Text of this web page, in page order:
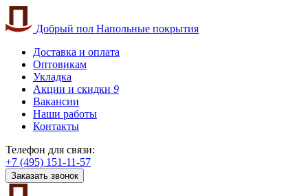
Добрый пол Напольные покрытия
Доставка и оплата
Оптовикам
Укладка
Акции и скидки 9
Вакансии
Наши работы
Контакты
Телефон для связи:
+7 (495) 151-11-57
Заказать звонок